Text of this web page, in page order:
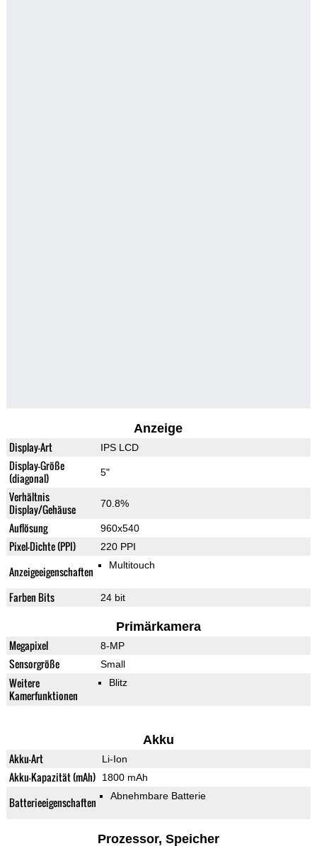
Anzeige
Display-Art IPS LCD
Display-Größe
(diagonal)
5"
Verhältnis
Display/Gehäuse
70.8%
Auflösung 960x540
Pixel-Dichte (PPI) 220 PPI
Anzeigeeigenschaften Multitouch
Farben Bits 24 bit
Primärkamera
Megapixel 8-MP
Sensorgröße Small
Weitere
Kamerfunktionen
Blitz
Akku
Akku-Art Li-Ion
Akku-Kapazität (mAh) 1800 mAh
Batterieeigenschaften Abnehmbare Batterie
Prozessor, Speicher